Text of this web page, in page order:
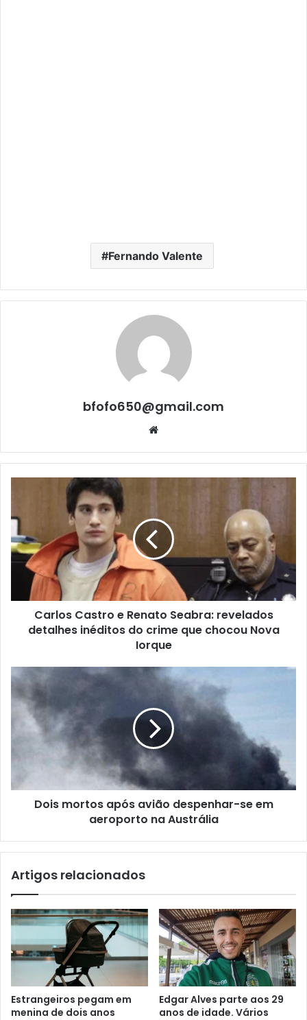
Fernando Valente
bfofo650@gmail.com
Website
Carlos Castro e Renato Seabra: revelados
detalhes inéditos do crime que chocou Nova
Iorque
Dois mortos após avião despenhar-se em
aeroporto na Austrália
Artigos relacionados
Estrangeiros pegam em
menina de dois anos
Edgar Alves parte aos 29
anos de idade. Vários